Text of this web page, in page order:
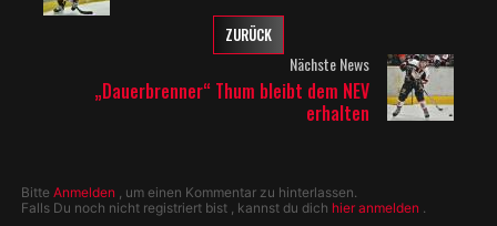
ZURÜCK
Nächste News
„Dauerbrenner“ Thum bleibt dem NEV
erhalten
BitteAnmelden
, um einen Kommentar zu hinterlassen.
Falls Du noch nicht registriert bist , kannst du dich hier anmelden .